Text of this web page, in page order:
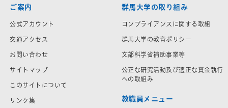
ご案内
公式アカウント
交通アクセス
お問い合わせ
サイトマップ
このサイトについて
リンク集
群馬大学の取り組み
コンプライアンスに関する取組
群馬大学の教育ポリシー
文部科学省補助事業等
公正な研究活動及び適正な資金執行
への取組み
教職員メニュー